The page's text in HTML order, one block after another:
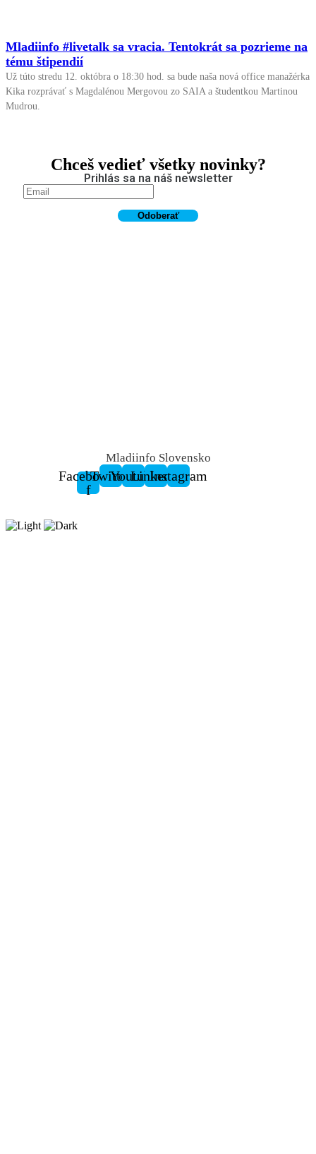
Mladiinfo #livetalk sa vracia. Tentokrát sa pozrieme na
tému štipendií
Už túto stredu 12. októbra o 18:30 hod. sa bude naša nová office manažérka
Kika rozprávať s Magdalénou Mergovou zo SAIA a študentkou Martinou
Mudrou.
Chceš vedieť všetky novinky?
Prihlás sa na náš newsletter
Mladiinfo Slovensko
Facebook-
f
TwitterYoutube
Linkedin
Instagram